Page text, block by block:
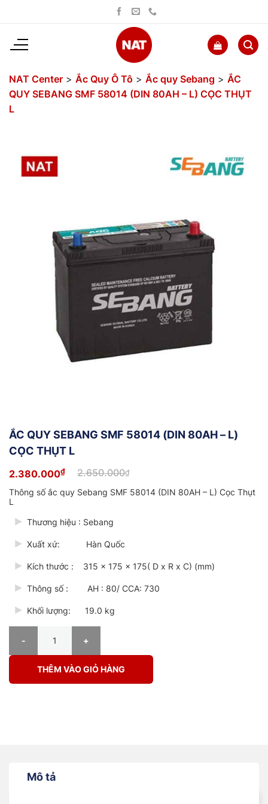
dung
NAT Center > Ắc Quy Ô Tô > Ắc quy Sebang > ẮC
QUY SEBANG SMF 58014 (DIN 80AH – L) CỌC THỤT
L
ẮC QUY SEBANG SMF 58014 (DIN 80AH – L)
CỌC THỤT L
2.650.000₫
Giá
là:
2.650.000₫.
2.380.000₫
Giá
tại
là:
Thông số ắc quy Sebang SMF 58014 (DIN 80AH – L) Cọc Thụt
L
Thương hiệu : Sebang
Xuất xứ: Hàn Quốc
Kích thước : 315 x 175 x 175( D x R x C) (mm)
Thông số : AH : 80/ CCA: 730
Khối lượng: 19.0 kg
THÊM VÀO GIỎ HÀNG
Mô tả